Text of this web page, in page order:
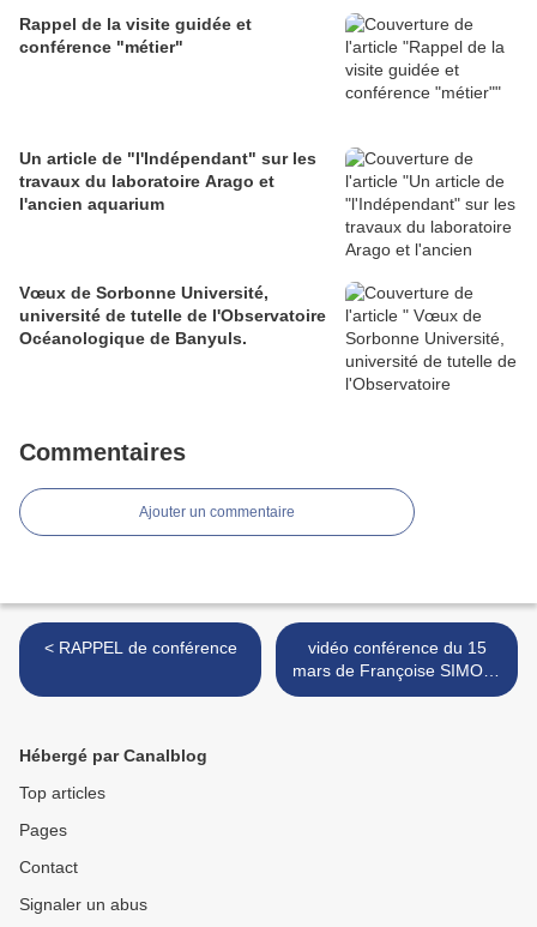
Rappel de la visite guidée et
conférence "métier"
Un article de "l'Indépendant" sur les
travaux du laboratoire Arago et
l'ancien aquarium
Vœux de Sorbonne Université,
université de tutelle de l'Observatoire
Océanologique de Banyuls.
Commentaires
Ajouter un commentaire
< RAPPEL de conférence
vidéo conférence du 15
mars de Françoise SIMON-
PLAS sur Ethique en
Hébergé par Canalblog
Top articles
Pages
Contact
Signaler un abus